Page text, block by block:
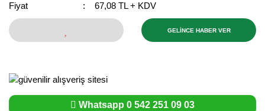
Fiyat
67,08 TL + KDV
GELİNCE HABER VER
Whatsapp 0 542 251 09 03